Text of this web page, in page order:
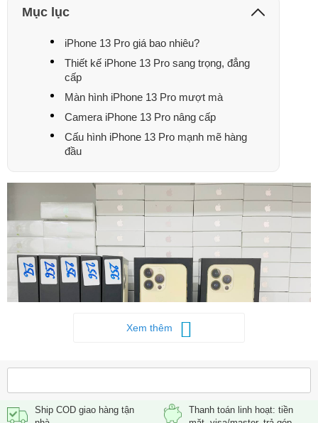
Mục lục
iPhone 13 Pro giá bao nhiêu?
Thiết kế iPhone 13 Pro sang trọng, đẳng
cấp
Màn hình iPhone 13 Pro mượt mà
Camera iPhone 13 Pro nâng cấp
Cấu hình iPhone 13 Pro mạnh mẽ hàng
đầu
Xem thêm
Ship COD giao hàng tận
Thanh toán linh hoạt: tiền